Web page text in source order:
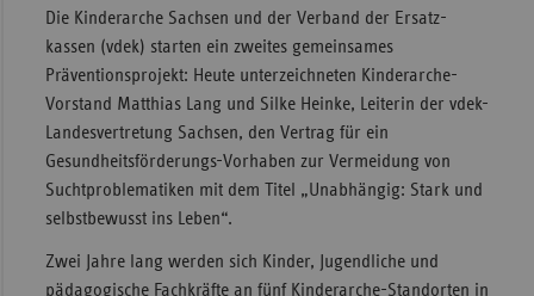
Die Kinderarche Sachsen und der Verband der Ersatz­
kassen (vdek) starten ein zweites gemeinsames
Präventionsprojekt: Heute unterzeichneten Kinderarche-
Vorstand Matthias Lang und Silke Heinke, Leiterin der vdek-
Landesvertretung Sachsen, den Vertrag für ein
Gesundheitsförderungs-Vorhaben zur Vermeidung von
Sucht­problematiken mit dem Titel „Unabhängig: Stark und
selbstbewusst ins Leben“.
Zwei Jahre lang werden sich Kinder, Jugendliche und
pädagogische Fachkräfte an fünf Kinder­arche-Standorten in